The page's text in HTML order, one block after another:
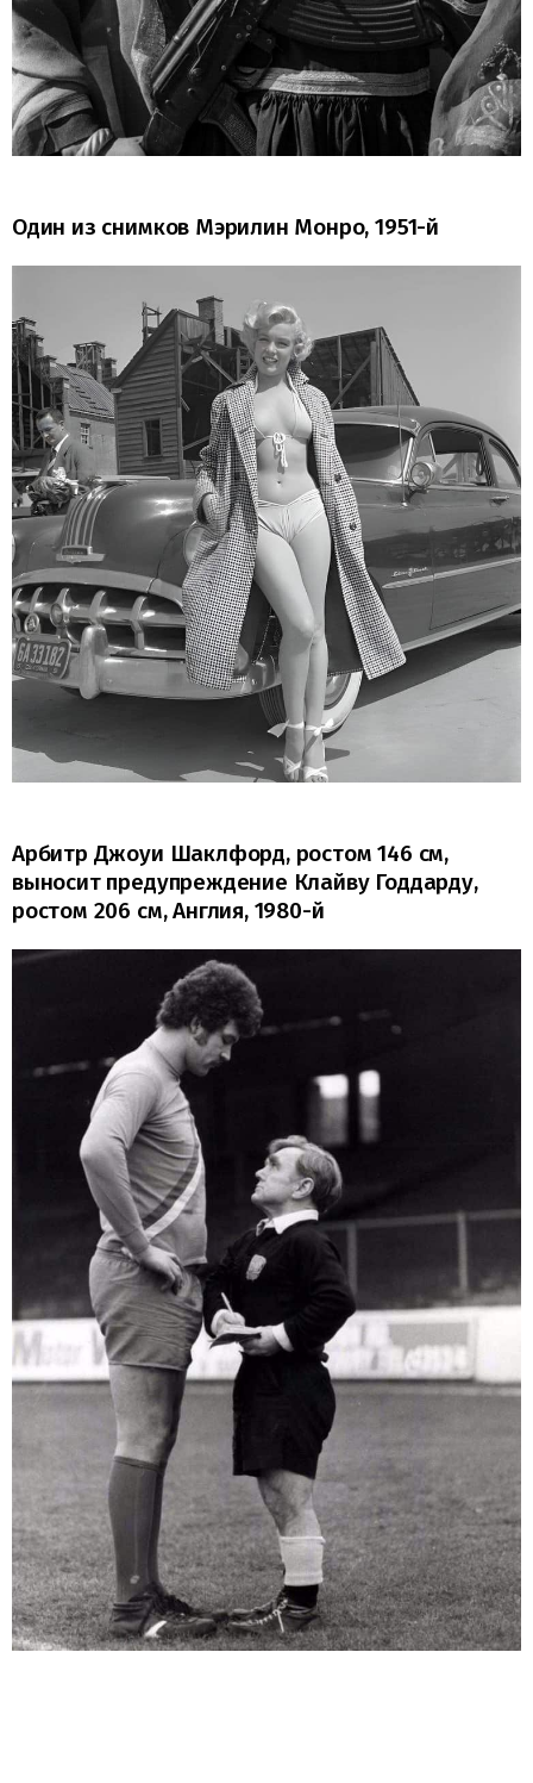
Один из снимков Мэрилин Монро, 1951-й
Арбитр Джоуи Шаклфорд, ростом 146 см,
выносит предупреждение Клайву Годдарду,
ростом 206 см, Англия, 1980-й